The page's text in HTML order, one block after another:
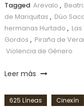
Tagged Arevalo ,
de Mariquitas , Dúo
hermanas Hurtado ,
Gordos , Piraña de
Violencia de Género
Leer más
625 Líneas Cinexín